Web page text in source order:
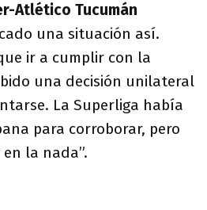
Atlético Tucumán
una situación así.
ir a cumplir con la
una decisión unilateral
La Superliga había
para corroborar, pero
la nada”.